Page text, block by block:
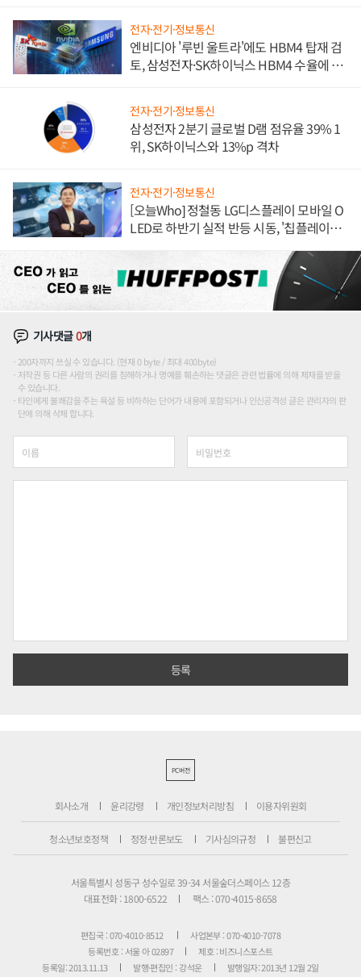
전자·전기·정보통신
엔비디아 '루빈 울트라'에도 HBM4 탑재 검
토, 삼성전자·SK하이닉스 HBM4 수율에 주
전자·전기·정보통신
삼성전자 2분기 글로벌 D램 점유율 39% 1
위, SK하이닉스와 13%p 격차
전자·전기·정보통신
[오늘Who] 정철동 LG디스플레이 모바일 O
LED로 하반기 실적 반등 시동, '칩플레이
기사댓글0개
200자까지 쓰실 수 있습니다. (현재 0 byte / 최대 400byte)
저작권 등 다른 사람의 권리를 침해하거나 명예를 훼손하는 댓글은 관련 법률에 의해 제재를 받을
수 있습니다.
타인에게 불쾌감을 주는 욕설 등 비하하는 단어가 내용에 포함되거나 인신공격성 글은 관리자의 판
단에 의해 삭제 합니다.
PC버전
회사소개 윤리강령 개인정보처리방침 이용자위원회
청소년보호정책 정정·반론보도 기사심의규정 불편신고
서울특별시 성동구 성수일로 39-34 서울숲더스페이스 12층
대표전화 : 1800-6522
팩스 : 070-4015-8658
편집국 : 070-4010-8512
사업본부 : 070-4010-7078
등록번호 : 서울 아 02897
제호 : 비즈니스포스트
등록일: 2013.11.13
발행·편집인 : 강석운 발행일자: 2013년 12월 2일